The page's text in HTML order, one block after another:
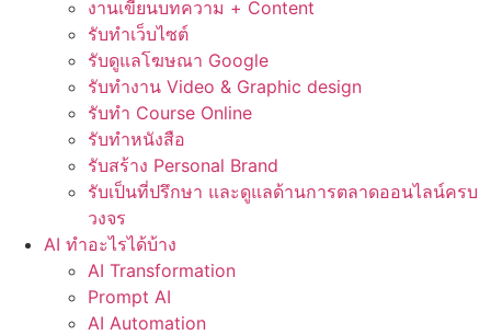
งานเขียนบทความ + Content
รับทำเว็บไซต์
รับดูแลโฆษณา Google
รับทำงาน Video & Graphic design
รับทำ Course Online
รับทำหนังสือ
รับสร้าง Personal Brand
รับเป็นที่ปรึกษา และดูแลด้านการตลาดออนไลน์ครบ
วงจร
AI ทำอะไรได้บ้าง
AI Transformation
Prompt AI
AI Automation